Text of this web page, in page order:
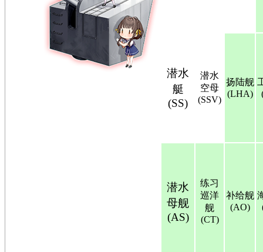
潜水
艇
(SS)
潜水
空母
(SSV)
扬陆舰
(LHA)
潜水
母舰
(AS)
练习
巡洋
舰
(CT)
补给舰
(AO)